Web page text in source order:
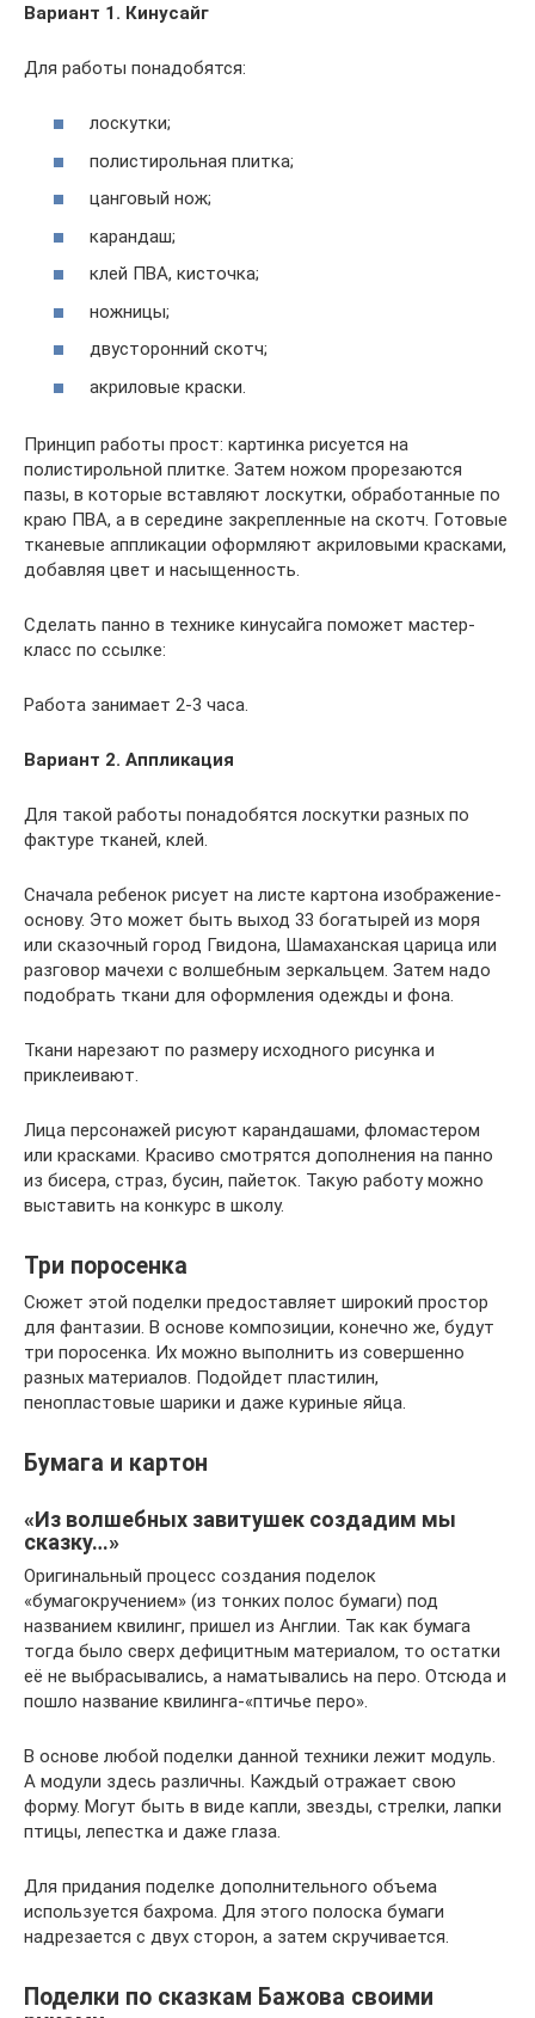
Вариант 1. Кинусайг
Для работы понадобятся:
лоскутки;
полистирольная плитка;
цанговый нож;
карандаш;
клей ПВА, кисточка;
ножницы;
двусторонний скотч;
акриловые краски.
Принцип работы прост: картинка рисуется на
полистирольной плитке. Затем ножом прорезаются
пазы, в которые вставляют лоскутки, обработанные по
краю ПВА, а в середине закрепленные на скотч. Готовые
тканевые аппликации оформляют акриловыми красками,
добавляя цвет и насыщенность.
Сделать панно в технике кинусайга поможет мастер-
класс по ссылке:
Работа занимает 2-3 часа.
Вариант 2. Аппликация
Для такой работы понадобятся лоскутки разных по
фактуре тканей, клей.
Сначала ребенок рисует на листе картона изображение-
основу. Это может быть выход 33 богатырей из моря
или сказочный город Гвидона, Шамаханская царица или
разговор мачехи с волшебным зеркальцем. Затем надо
подобрать ткани для оформления одежды и фона.
Ткани нарезают по размеру исходного рисунка и
приклеивают.
Лица персонажей рисуют карандашами, фломастером
или красками. Красиво смотрятся дополнения на панно
из бисера, страз, бусин, пайеток. Такую работу можно
выставить на конкурс в школу.
Три поросенка
Сюжет этой поделки предоставляет широкий простор
для фантазии. В основе композиции, конечно же, будут
три поросенка. Их можно выполнить из совершенно
разных материалов. Подойдет пластилин,
пенопластовые шарики и даже куриные яйца.
Бумага и картон
«Из волшебных завитушек создадим мы
сказку…»
Оригинальный процесс создания поделок
«бумагокручением» (из тонких полос бумаги) под
названием квилинг, пришел из Англии. Так как бумага
тогда было сверх дефицитным материалом, то остатки
её не выбрасывались, а наматывались на перо. Отсюда и
пошло название квилинга-«птичье перо».
В основе любой поделки данной техники лежит модуль.
А модули здесь различны. Каждый отражает свою
форму. Могут быть в виде капли, звезды, стрелки, лапки
птицы, лепестка и даже глаза.
Для придания поделке дополнительного объема
используется бахрома. Для этого полоска бумаги
надрезается с двух сторон, а затем скручивается.
Поделки по сказкам Бажова своими